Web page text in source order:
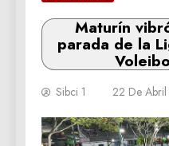
Maturín
parada de la
Sibci 1 22 De